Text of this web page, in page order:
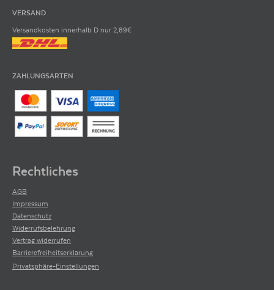
VERSAND
Versandkosten innerhalb D nur 2,89€
ZAHLUNGSARTEN
Rechtliches
AGB
Impressum
Datenschutz
Widerrufsbelehrung
Vertrag widerrufen
Barrierefreiheitserklärung
Privatsphäre-Einstellungen